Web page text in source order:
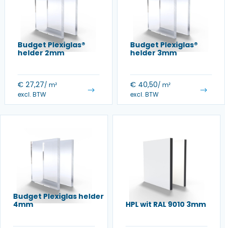
Budget Plexiglas®
helder 2mm
€ 27,27/ m²
excl. BTW
Budget Plexiglas®
helder 3mm
€ 40,50/ m²
excl. BTW
Budget Plexiglas helder
4mm
HPL wit RAL 9010 3mm